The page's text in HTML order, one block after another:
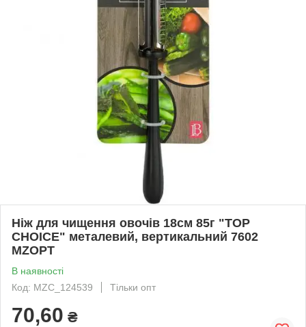
Ніж для чищення овочів 18см 85г "TOP
CHOICE" металевий, вертикальний 7602
MZOPT
В наявності
Код: MZC_124539
Тільки опт
70,60 ₴